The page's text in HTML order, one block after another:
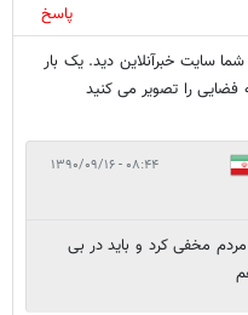
پاسخ
شما سایت خبرآنلاین دید. یک بار
فضایی را تصویر می کنید
۰۸:۴۴ - ۱۳۹۰/۰۹/۱۶
مخفی کرد و باید در بی